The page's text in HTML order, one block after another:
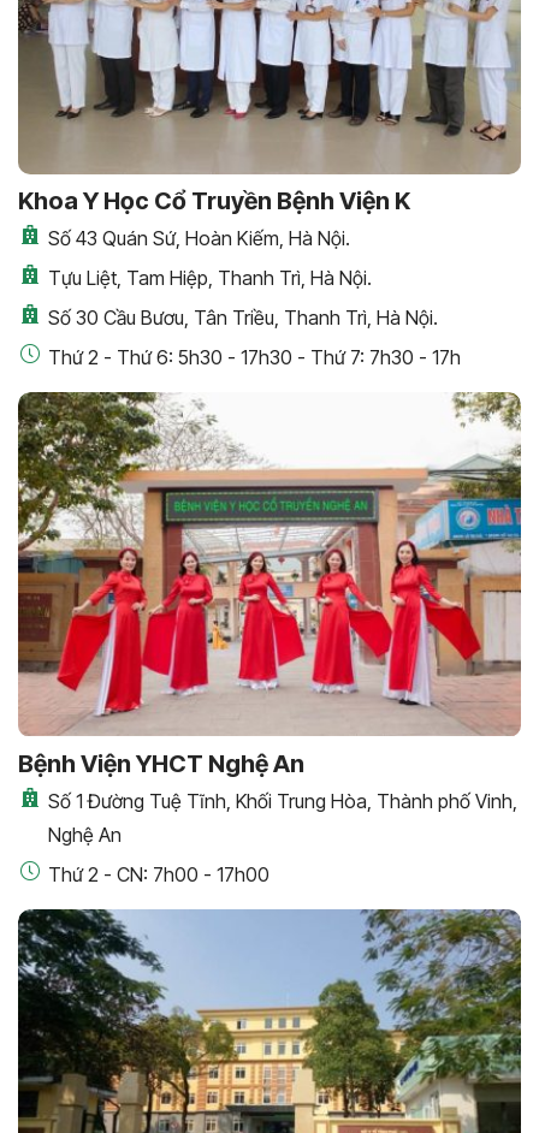
Khoa Y Học Cổ Truyền Bệnh Viện K
Số 43 Quán Sứ, Hoàn Kiếm, Hà Nội.
Tựu Liệt, Tam Hiệp, Thanh Trì, Hà Nội.
Số 30 Cầu Bươu, Tân Triều, Thanh Trì, Hà Nội.
Thứ 2 - Thứ 6: 5h30 - 17h30 - Thứ 7: 7h30 - 17h
Bệnh Viện YHCT Nghệ An
Số 1 Đường Tuệ Tĩnh, Khối Trung Hòa, Thành phố Vinh,
Nghệ An
Thứ 2 - CN: 7h00 - 17h00